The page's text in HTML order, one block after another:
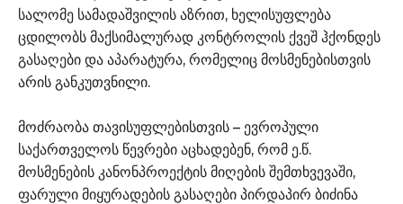
სალომე სამადაშვილის აზრით, ხელისუფლება
ცდილობს მაქსიმალურად კონტროლის ქვეშ ჰქონდეს
გასაღები და აპარატურა, რომელიც მოსმენებისთვის
არის განკუთვნილი.
მოძრაობა თავისუფლებისთვის – ევროპული
საქართველოს წევრები აცხადებენ, რომ ე.წ.
მოსმენების კანონპროექტის მიღების შემთხვევაში,
ფარული მიყურადების გასაღები პირდაპირ ბიძინა